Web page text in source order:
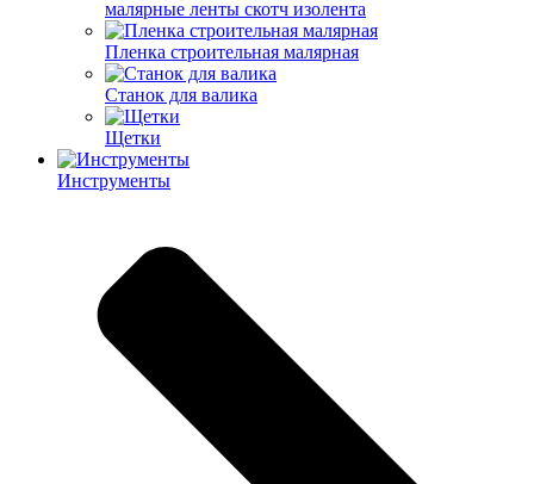
малярные ленты скотч изолента
Пленка строительная малярная
Станок для валика
Щетки
Инструменты